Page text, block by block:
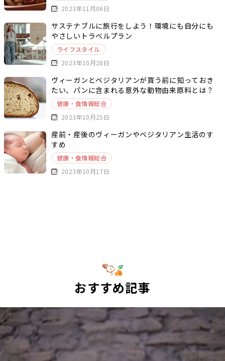
2023年11月06日
サステナブルに旅行をしよう！環境にも自分にも
やさしいトラベルプラン
ライフスタイル
2023年10月28日
ヴィーガンとベジタリアンが買う前に知っておき
たい、パンに含まれる意外な動物由来原料とは？
健康・食情報総合
2023年10月25日
産前・産後のヴィーガンやベジタリアン生活のす
すめ
健康・食情報総合
2023年10月17日
おすすめ記事